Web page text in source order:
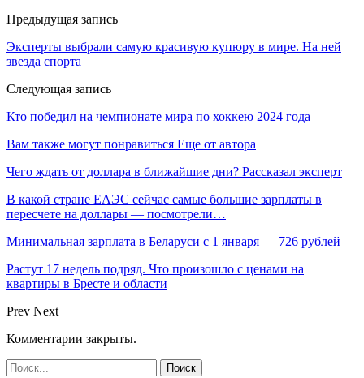
Предыдущая запись
Эксперты выбрали самую красивую купюру в мире. На ней
звезда спорта
Следующая запись
Кто победил на чемпионате мира по хоккею 2024 года
Вам также могут понравиться Еще от автора
Чего ждать от доллара в ближайшие дни? Рассказал эксперт
В какой стране ЕАЭС сейчас самые большие зарплаты в
пересчете на доллары — посмотрели…
Минимальная зарплата в Беларуси с 1 января — 726 рублей
Растут 17 недель подряд. Что произошло с ценами на
квартиры в Бресте и области
Prev Next
Комментарии закрыты.